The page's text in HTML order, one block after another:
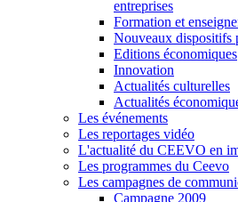
entreprises
Formation et
Nouveaux dispositifs
Editions économiques
Innovation
Actualités culturelles
Actualités
Les événements
Les reportages vidéo
L'actualité du CEEVO en
Les programmes du Ceevo
Les campagnes de
Campagne 2009